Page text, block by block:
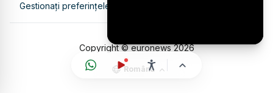
Gestionați preferințele
Copyright © euronews2026
Română